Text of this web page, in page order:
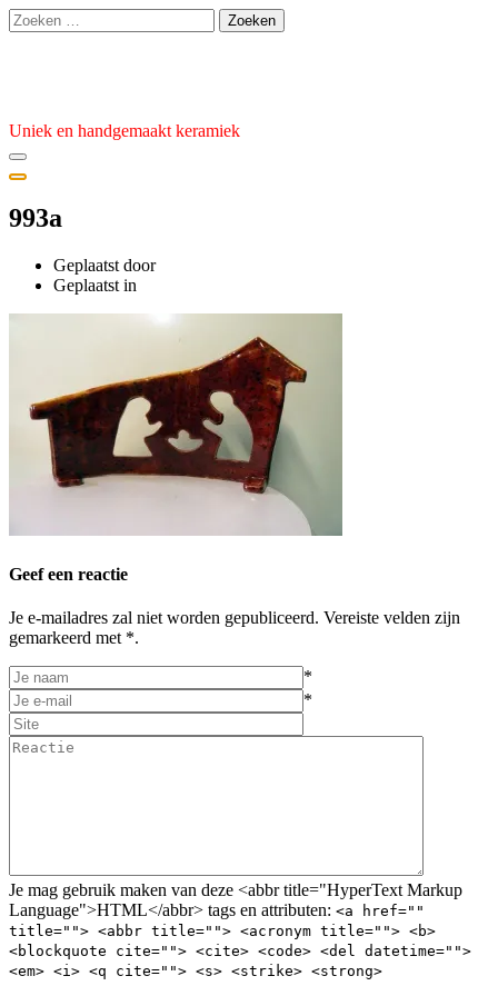
Ga
naar
Zoeken
naar:
Uniek en handgemaakt keramiek
993a
Geplaatst door
Geplaatst
Geplaatst in
Geef een reactie
Je e-mailadres zal niet worden gepubliceerd. Vereiste velden zijn
gemarkeerd met *.
*
*
Je mag gebruik maken van deze <abbr title="HyperText Markup
Language">HTML</abbr> tags en attributen: <a href=""
title=""> <abbr title=""> <acronym title=""> <b>
<blockquote cite=""> <cite> <code> <del datetime="">
<em> <i> <q cite=""> <s> <strike> <strong>